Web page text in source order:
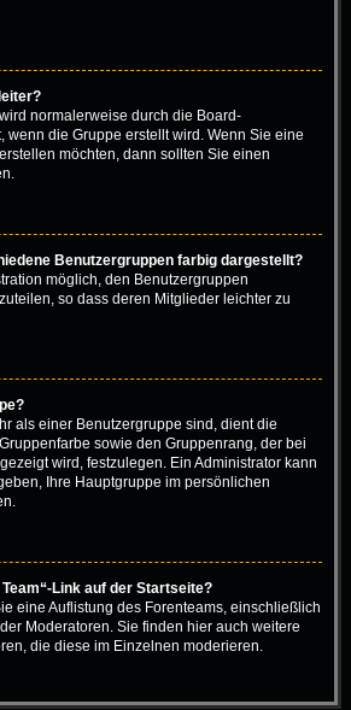
normalerweise durch die Board-
wenn die Gruppe erstellt wird. Wenn Sie eine
möchten, dann sollten Sie einen
Benutzergruppen farbig dargestellt?
möglich, den Benutzergruppen
so dass deren Mitglieder leichter zu
als einer Benutzergruppe sind, dient die
sowie den Gruppenrang, der bei
wird, festzulegen. Ein Administrator kann
Ihre Hauptgruppe im persönlichen
Link auf der Startseite?
eine Auflistung des Forenteams, einschließlich
Moderatoren. Sie finden hier auch weitere
die diese im Einzelnen moderieren.